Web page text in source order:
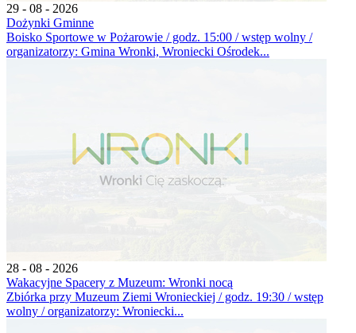
29 - 08 - 2026
Dożynki Gminne
Boisko Sportowe w Pożarowie / godz. 15:00 / wstęp wolny /
organizatorzy: Gmina Wronki, Wroniecki Ośrodek...
28 - 08 - 2026
Wakacyjne Spacery z Muzeum: Wronki nocą
Zbiórka przy Muzeum Ziemi Wronieckiej / godz. 19:30 / wstęp
wolny / organizatorzy: Wroniecki...